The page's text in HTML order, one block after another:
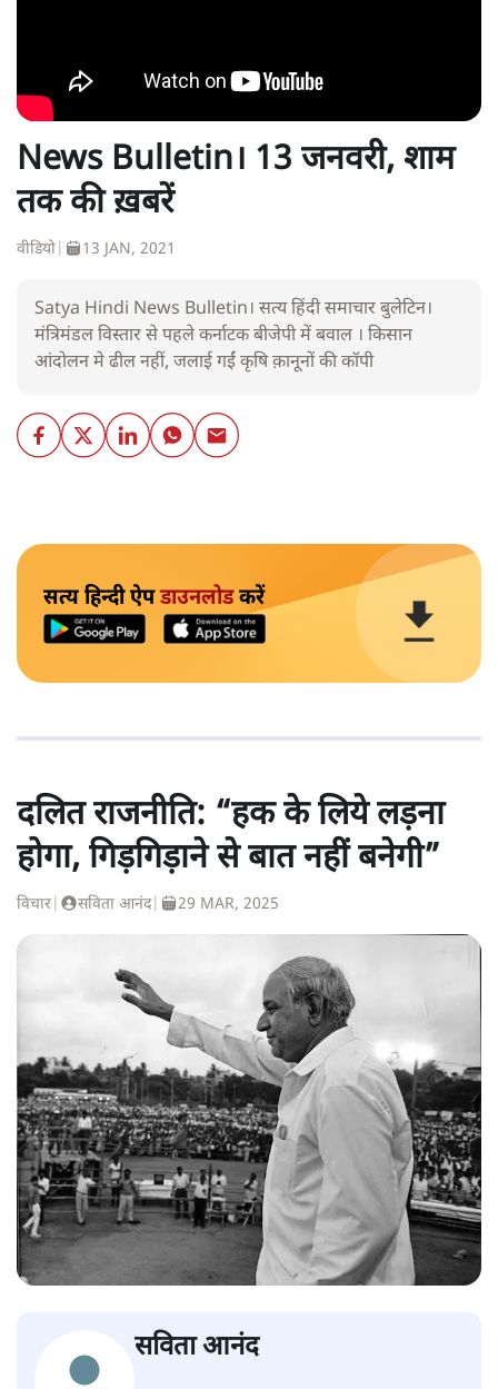
News Bulletin। 13 जनवरी, शाम
तक की ख़बरें
वीडियो 13 JAN, 2021
Satya Hindi News Bulletin। सत्य हिंदी समाचार बुलेटिन।
मंत्रिमंडल विस्तार से पहले कर्नाटक बीजेपी में बवाल । किसान
आंदोलन मे ढील नहीं, जलाई गईं कृषि क़ानूनों की कॉपी
सत्य हिन्दी ऐपडाउनलोडकरें
दलित राजनीति: “हक के लिये लड़ना
होगा, गिड़गिड़ाने से बात नहीं बनेगी”
विचार सविता आनंद| 29 MAR, 2025
सविता आनंद